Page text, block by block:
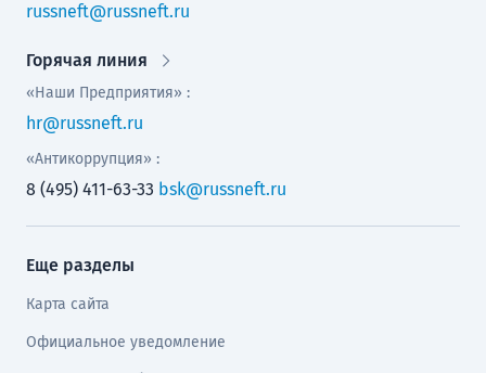
russneft@russneft.ru
Горячая линия
«Наши Предприятия» :
hr@russneft.ru
«Антикоррупция» :
8 (495) 411-63-33 bsk@russneft.ru
Еще разделы
Карта сайта
Официальное уведомление